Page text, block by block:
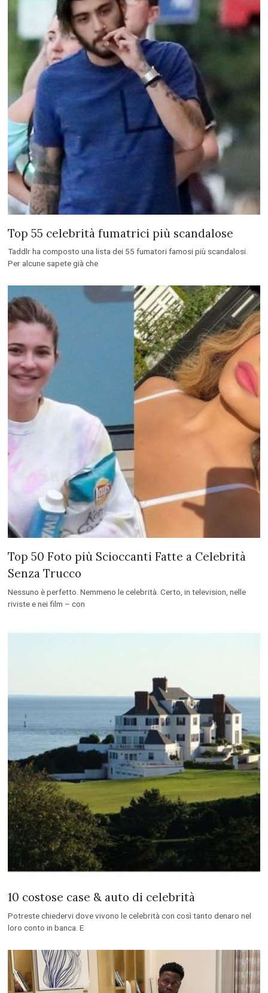
Top 55 celebrità fumatrici più scandalose
Taddlr ha composto una lista dei 55 fumatori famosi più scandalosi.
Per alcune sapete già che
Top 50 Foto più Scioccanti Fatte a Celebrità
Senza Trucco
Nessuno è perfetto. Nemmeno le celebrità. Certo, in television, nelle
riviste e nei film – con
10 costose case & auto di celebrità
Potreste chiedervi dove vivono le celebrità con così tanto denaro nel
loro conto in banca. E